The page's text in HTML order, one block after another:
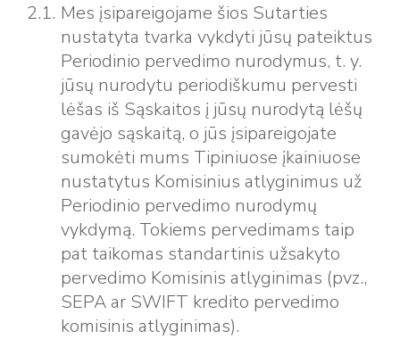
Mes įsipareigojame šios Sutarties
nustatyta tvarka vykdyti jūsų pateiktus
Periodinio pervedimo nurodymus, t. y.
jūsų nurodytu periodiškumu pervesti
lėšas iš Sąskaitos į jūsų nurodytą lėšų
gavėjo sąskaitą, o jūs įsipareigojate
sumokėti mums Tipiniuose įkainiuose
nustatytus Komisinius atlyginimus už
Periodinio pervedimo nurodymų
vykdymą. Tokiems pervedimams taip
pat taikomas standartinis užsakyto
pervedimo Komisinis atlyginimas (pvz.,
SEPA ar SWIFT kredito pervedimo
komisinis atlyginimas).